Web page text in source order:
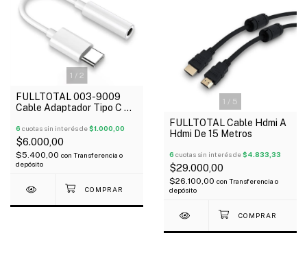
1 / 2
FULLTOTAL 003-9009
Cable Adaptador Tipo C A
Play
6 cuotas sin interés de$1.000,00
$6.000,00
$5.400,00 con Transferencia o
depósito
1 / 5
FULLTOTAL Cable Hdmi A
Hdmi De 15 Metros
6 cuotas sin interés de$4.833,33
$29.000,00
$26.100,00 con Transferencia o
depósito